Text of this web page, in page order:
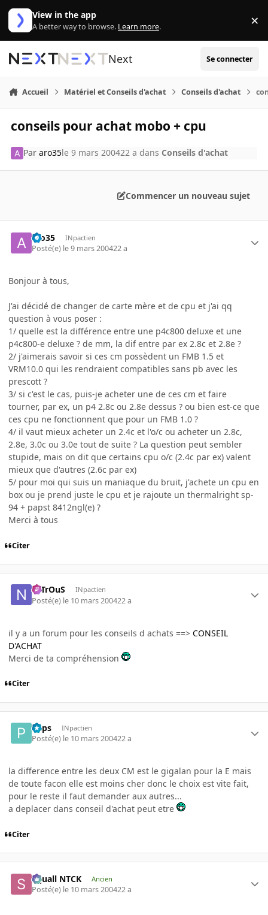
Aller au contenu
View in the app
A better way to browse. Learn more. ×
Next Se connecter
Accueil Matériel et Conseils d'achat Conseils d'achat
conseils pour achat mobo + cpu
Pararo35le 9 mars 200422 a dans Conseils d'achat
Commencer un nouveau sujet
aro35 INpactien
Posté(e) le 9 mars 200422 a
Bonjour à tous,
J'ai décidé de changer de carte mère et de cpu et j'ai qq
question à vous poser :
1/ quelle est la différence entre une p4c800 deluxe et une
p4c800-e deluxe ? de mm, la dif entre par ex 2.8c et 2.8e ?
2/ j'aimerais savoir si ces cm possèdent un FMB 1.5 et
VRM10.0 qui les rendraient compatibles sans pb avec les
prescott ?
3/ si c'est le cas, puis-je acheter une de ces cm et faire
tourner, par ex, un p4 2.8c ou 2.8e dessus ? ou bien est-ce que
ces cpu ne fonctionnent que pour un FMB 1.0 ?
4/ il vaut mieux acheter un 2.4c et l'o/c ou acheter un 2.8c,
2.8e, 3.0c ou 3.0e tout de suite ? La question peut sembler
stupide, mais on dit que certains cpu o/c (2.4c par ex) valent
mieux que d'autres (2.6c par ex)
5/ pour moi qui suis un maniaque du bruit, j'achete un cpu en
box ou je prend juste le cpu et je rajoute un thermalright sp-
94 + papst 8412ngl(e) ?
Merci à tous
Citer
NiTrOuS INpactien
Posté(e) le 10 mars 200422 a
il y a un forum pour les conseils d achats ==> CONSEIL
D'ACHAT
Merci de ta compréhension
Citer
Paps INpactien
Posté(e) le 10 mars 200422 a
la difference entre les deux CM est le gigalan pour la E mais
de toute facon elle est moins cher donc le choix est vite fait,
pour le reste il faut demander aux autres...
a deplacer dans conseil d'achat peut etre
Citer
Squall NTCK Ancien
Posté(e) le 10 mars 200422 a